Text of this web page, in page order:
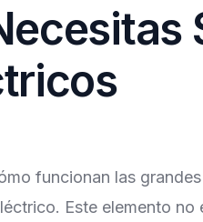
funcionan las
Este elemento